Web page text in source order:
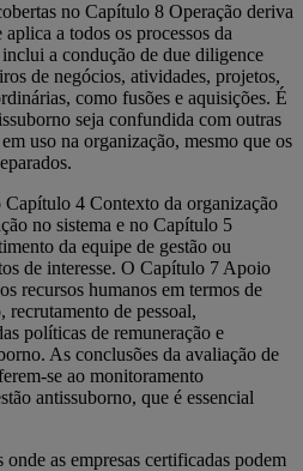
no Capítulo 8 Operação deriva
a todos os processos da
a condução de due diligence
de negócios, atividades, projetos,
como fusões e aquisições. É
seja confundida com outras
uso na organização, mesmo que os
4 Contexto da organização
no sistema e no Capítulo 5
da equipe de gestão ou
de interesse. O Capítulo 7 Apoio
recursos humanos em termos de
recrutamento de pessoal,
políticas de remuneração e
As conclusões da avaliação de
se ao monitoramento
antissuborno, que é essencial
as empresas certificadas podem